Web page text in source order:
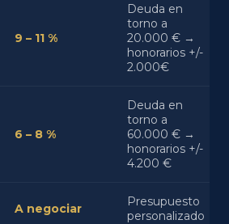
9 – 11 %
Deuda en
torno a
20.000 € →
honorarios +/-
2.000€
6 – 8 %
Deuda en
torno a
60.000 € →
honorarios +/-
4.200 €
A negociar
Presupuesto
personalizado